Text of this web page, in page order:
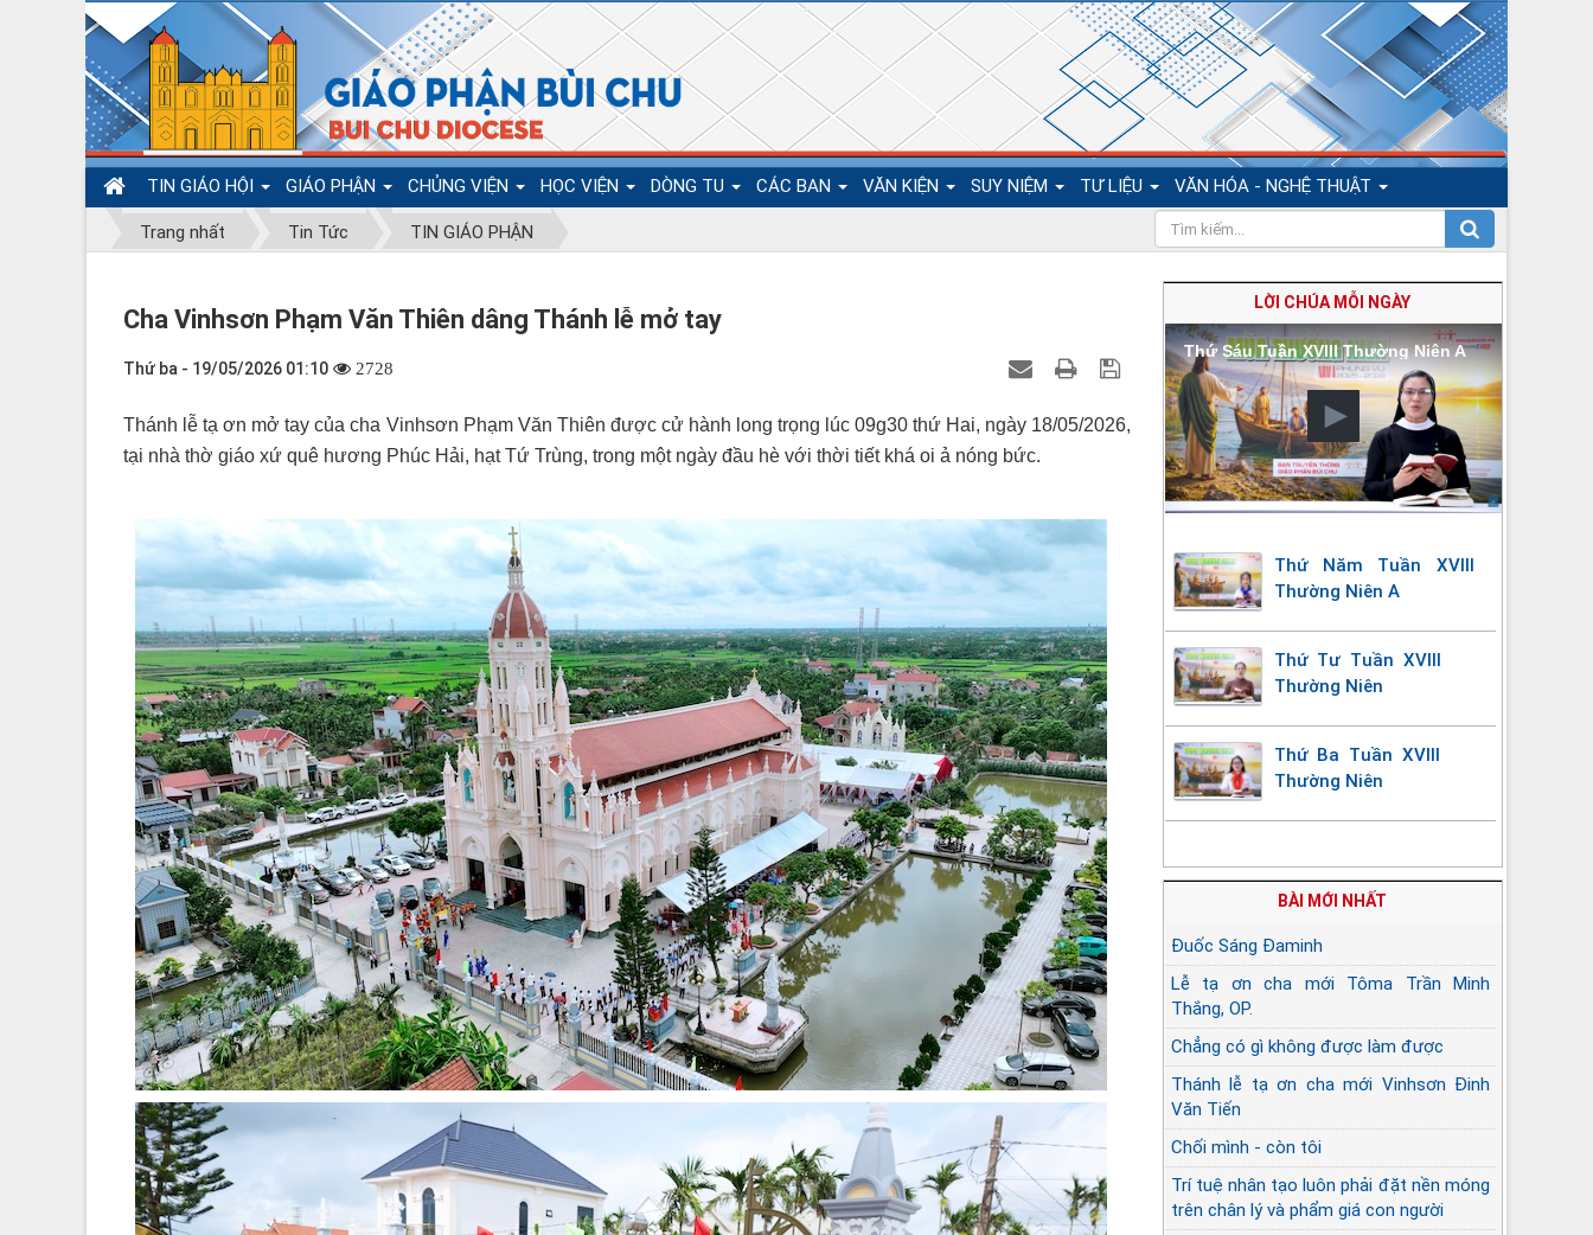
TIN GIÁO HỘI GIÁO PHẬN CHỦNG VIỆN HỌC VIỆN DÒNG TU CÁC BAN VĂN KIỆN SUY NIỆM TƯ LIỆU VĂN HÓA - NGHỆ THUẬT
Trang nhất Tin Tức TIN GIÁO PHẬN
Cha Vinhsơn Phạm Văn Thiên dâng Thánh lễ mở tay
Thứ ba - 19/05/2026 01:10 2728
Thánh lễ tạ ơn mở tay của cha Vinhsơn Phạm Văn Thiên được cử hành long trọng lúc 09g30 thứ Hai, ngày 18/05/2026,
tại nhà thờ giáo xứ quê hương Phúc Hải, hạt Tứ Trùng, trong một ngày đầu hè với thời tiết khá oi ả nóng bức.
LỜI CHÚA MỖI NGÀY
Thứ Sáu Tuần XVIII Thường Niên A
Thứ Năm Tuần XVIII
Thường Niên A
Thứ Tư Tuần XVIII
Thường Niên
Thứ Ba Tuần XVIII
Thường Niên
BÀI MỚI NHẤT
Đuốc Sáng Đaminh
Lễ tạ ơn cha mới Tôma Trần Minh
Thắng, OP.
Chẳng có gì không được làm được
Thánh lễ tạ ơn cha mới Vinhsơn Đinh
Văn Tiến
Chối mình - còn tôi
Trí tuệ nhân tạo luôn phải đặt nền móng
trên chân lý và phẩm giá con người